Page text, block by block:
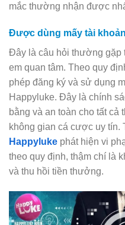
mắc thường nhận được
Được dùng mấy tài
Đây là câu hỏi thường gặp
em quan tâm. Theo quy
phép đăng ký và sử dụng
Happyluke. Đây là chính
bằng và an toàn cho tất cả
không gian cá cược uy tín.
Happyluke phát hiện vi
theo quy định, thậm chí là
và thu hồi tiền thưởng.